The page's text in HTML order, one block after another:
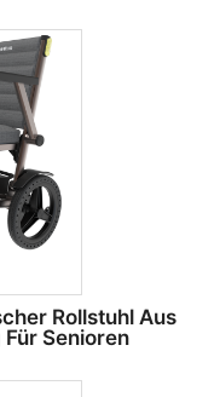
Rollstuhl Aus
Senioren